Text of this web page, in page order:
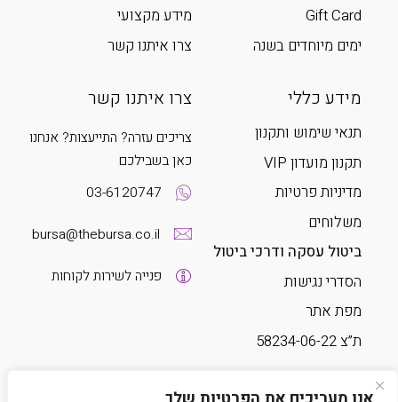
Gift Card
ימים מיוחדים בשנה
מידע מקצועי
צרו איתנו קשר
מידע כללי
תנאי שימוש ותקנון
תקנון מועדון VIP
מדיניות פרטיות
משלוחים
ביטול עסקה ודרכי ביטול
הסדרי נגישות
מפת אתר
ת”צ 58234-06-22
צרו איתנו קשר
צריכים עזרה? התייעצות? אנחנו
כאן בשבילכם
03-6120747
bursa@thebursa.co.il
פנייה לשירות לקוחות